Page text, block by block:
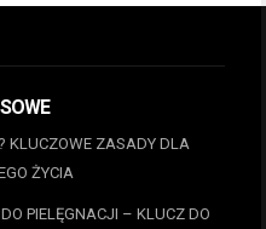
KLUCZOWE ZASADY DLA
ŻYCIA
PIELĘGNACJI – KLUCZ DO